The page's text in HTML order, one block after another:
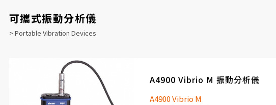
可攜式振動分析儀
> Portable Vibration Devices
A4900 Vibrio M 振動分析儀
A4900 Vibrio M